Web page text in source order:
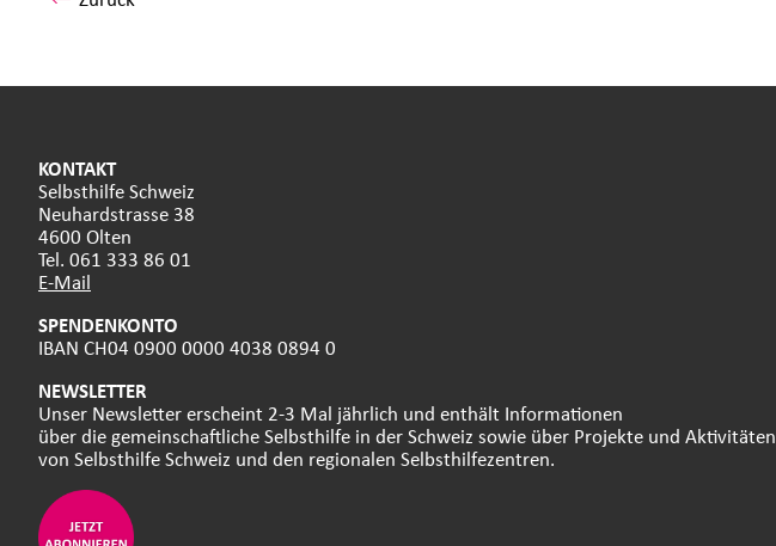
KONTAKT
Selbsthilfe Schweiz
Neuhardstrasse 38
4600 Olten
Tel. 061 333 86 01
E-Mail
SPENDENKONTO
IBAN CH04 0900 0000 4038 0894 0
NEWSLETTER
Unser Newsletter erscheint 2-3 Mal jährlich und enthält Informationen
über die gemeinschaftliche Selbsthilfe in der Schweiz sowie über Projekte und Aktivitäten
von Selbsthilfe Schweiz und den regionalen Selbsthilfezentren.